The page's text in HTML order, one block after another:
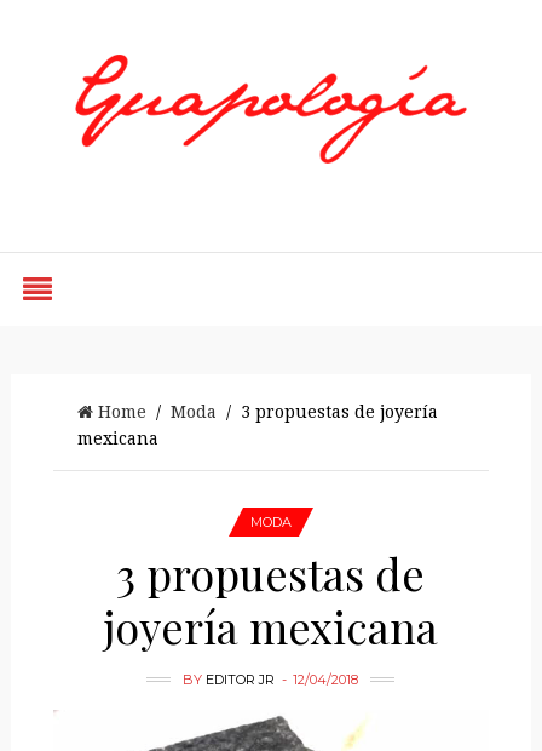
Home / Moda / 3 propuestas de joyería
mexicana
MODA
3 propuestas de
joyería mexicana
BY EDITOR JR 12/04/2018